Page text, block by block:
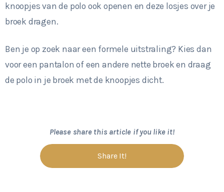
knoopjes van de polo ook openen en deze losjes over je
broek dragen.
Ben je op zoek naar een formele uitstraling? Kies dan
voor een pantalon of een andere nette broek en draag
de polo in je broek met de knoopjes dicht.
Please share this article if you like it!
Share It!